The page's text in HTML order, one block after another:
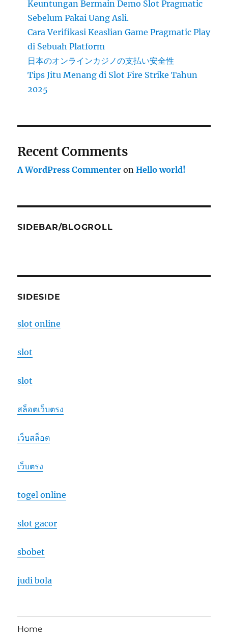
Keuntungan Bermain Demo Slot Pragmatic
Sebelum Pakai Uang Asli.
Cara Verifikasi Keaslian Game Pragmatic Play
di Sebuah Platform
日本のオンラインカジノの支払い安全性
Tips Jitu Menang di Slot Fire Strike Tahun
2025
Recent Comments
A WordPress Commenter onHello world!
SIDEBAR/BLOGROLL
SIDESIDE
slot online
slot
slot
สล็อตเว็บตรง
เว็บสล็อต
เว็บตรง
togel online
slot gacor
sbobet
judi bola
Home